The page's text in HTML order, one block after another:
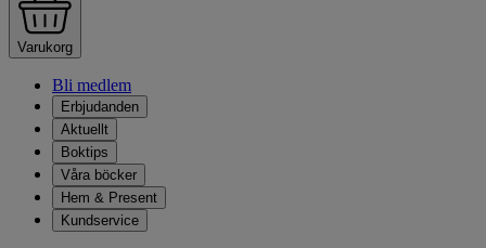
Varukorg
Bli medlem
Erbjudanden
Aktuellt
Boktips
Våra böcker
Hem & Present
Kundservice